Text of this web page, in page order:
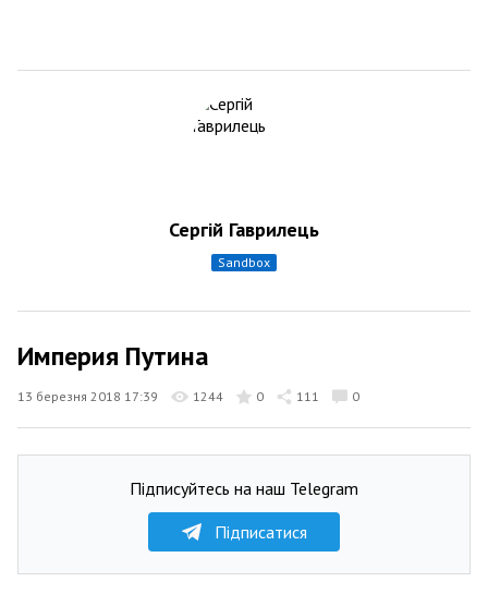
Сергій Гаврилець
sandbox
Империя Путина
13 березня 2018 17:39 1244 0 111 0
Підписуйтесь на наш Telegram
Підписатися